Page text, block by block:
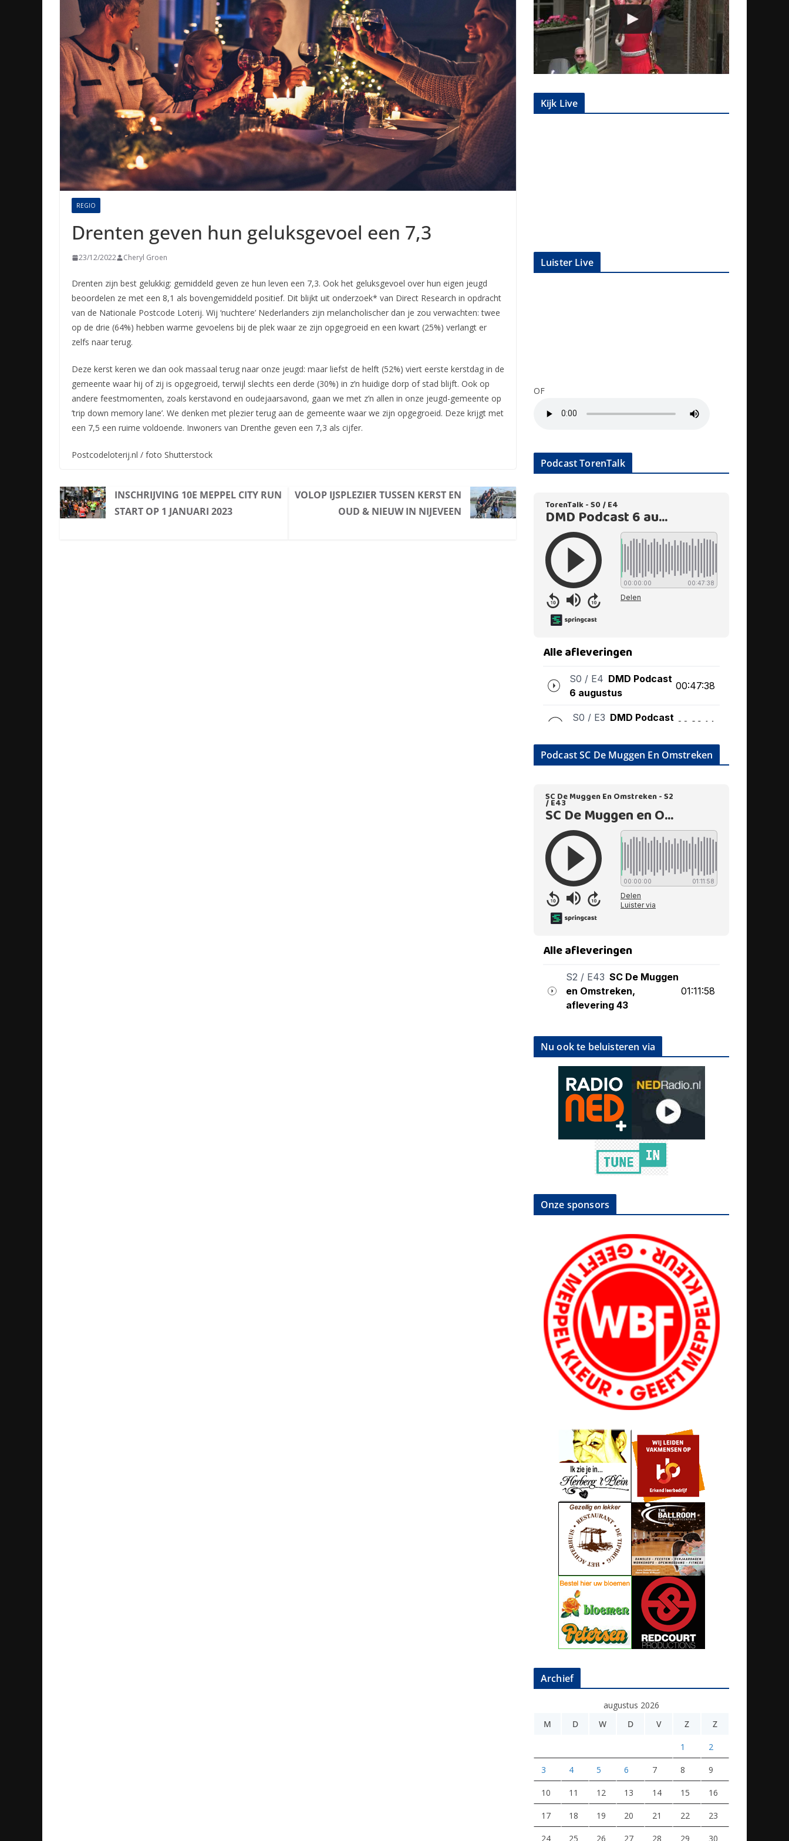
REGIO
Drenten geven hun geluksgevoel een 7,3
23/12/2022 Cheryl Groen
Drenten zijn best gelukkig: gemiddeld geven ze hun leven een 7,3. Ook het geluksgevoel over hun eigen jeugd
beoordelen ze met een 8,1 als bovengemiddeld positief. Dit blijkt uit onderzoek* van Direct Research in opdracht
van de Nationale Postcode Loterij. Wij ‘nuchtere’ Nederlanders zijn melancholischer dan je zou verwachten: twee
op de drie (64%) hebben warme gevoelens bij de plek waar ze zijn opgegroeid en een kwart (25%) verlangt er
zelfs naar terug.
Deze kerst keren we dan ook massaal terug naar onze jeugd: maar liefst de helft (52%) viert eerste kerstdag in de
gemeente waar hij of zij is opgegroeid, terwijl slechts een derde (30%) in z’n huidige dorp of stad blijft. Ook op
andere feestmomenten, zoals kerstavond en oudejaarsavond, gaan we met z’n allen in onze jeugd-gemeente op
’trip down memory lane’. We denken met plezier terug aan de gemeente waar we zijn opgegroeid. Deze krijgt met
een 7,5 een ruime voldoende. Inwoners van Drenthe geven een 7,3 als cijfer.
Postcodeloterij.nl / foto Shutterstock
INSCHRIJVING 10E MEPPEL CITY RUN
START OP 1 JANUARI 2023
VOLOP IJSPLEZIER TUSSEN KERST EN
OUD & NIEUW IN NIJEVEEN
Kijk Live
Luister Live
OF
Podcast TorenTalk
Podcast SC De Muggen En Omstreken
Nu ook te beluisteren via
Onze sponsors
Archief
augustus 2026
M
D W D V Z Z
1 2
3 4 5 6 7 8 9
10 11 12 13 14 15 16
17 18 19 20 21 22 23
24 25 26 27 28 29 30